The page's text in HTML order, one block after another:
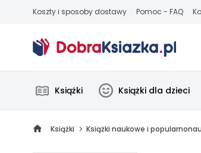
Koszty i sposoby dostawy Pomoc - FAQ
Książki Książki dla dzieci
Książki Książki naukowe i